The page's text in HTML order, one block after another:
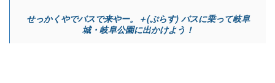
せっかくやでバスで来やー。＋(ぷらす) バスに乗って岐阜
城・岐阜公園に出かけよう！